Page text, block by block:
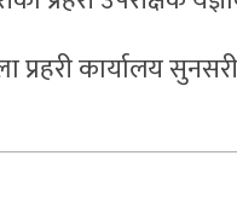
कार्यालय